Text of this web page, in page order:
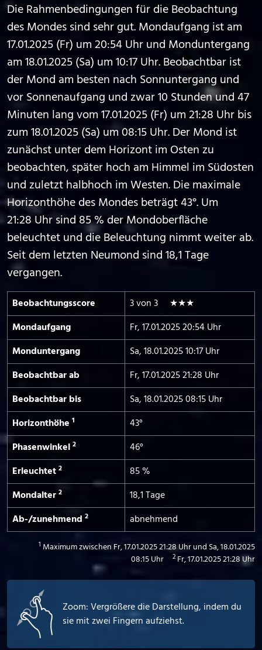
Die Rahmenbedingungen für die Beobachtung
des Mondes sind sehr gut. Mondaufgang ist am
17.01.2025 (Fr) um 20:54 Uhr und Monduntergang
am 18.01.2025 (Sa) um 10:17 Uhr. Beobachtbar ist
der Mond am besten nach Sonnuntergang und
vor Sonnenaufgang und zwar 10 Stunden und 47
Minuten lang vom 17.01.2025 (Fr) um 21:28 Uhr bis
zum 18.01.2025 (Sa) um 08:15 Uhr. Der Mond ist
zunächst unter dem Horizont im Osten zu
beobachten, später hoch am Himmel im Südosten
und zuletzt halbhoch im Westen. Die maximale
Horizonthöhe des Mondes beträgt 43°. Um
21:28 Uhr sind 85 % der Mondoberfläche
beleuchtet und die Beleuchtung nimmt weiter ab.
Seit dem letzten Neumond sind 18,1 Tage
vergangen.
Beobachtungs­score
3 von 3 ★★★
Mond­aufgang
Fr, 17.01.2025 20:54 Uhr
Mond­untergang
Sa, 18.01.2025 10:17 Uhr
Beobachtbar ab
Fr, 17.01.2025 21:28 Uhr
Beobachtbar bis
Sa, 18.01.2025 08:15 Uhr
Horizont­höhe 1
43°
Phasen­winkel 2
46°
Erleuchtet 2
85 %
Mond­alter 2
18,1 Tage
Ab-/­zunehmend 2 abnehmend
1 Maximum zwischen Fr, 17.01.2025 21:28 Uhr und Sa, 18.01.2025
08:15 Uhr
2 Fr, 17.01.2025 21:28 Uhr
Zoom: Vergrößere die Darstellung, indem du
sie mit zwei Fingern aufziehst.